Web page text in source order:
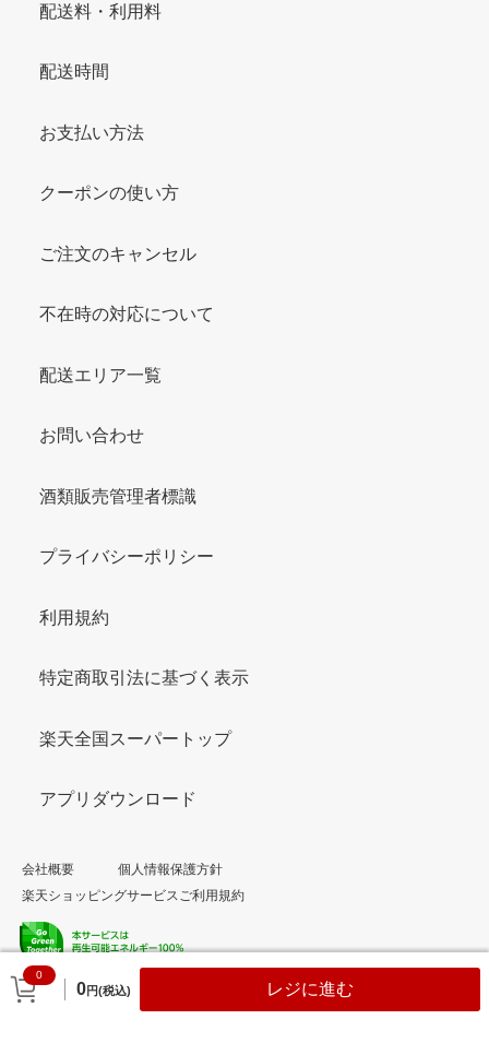
0
0円(税込) レジに進む
配送料・利用料
配送時間
お支払い方法
クーポンの使い方
ご注文のキャンセル
不在時の対応について
配送エリア一覧
お問い合わせ
酒類販売管理者標識
プライバシーポリシー
利用規約
特定商取引法に基づく表示
楽天全国スーパートップ
アプリダウンロード
会社概要
個人情報保護方針
楽天ショッピングサービスご利用規約
© Rakuten Group, Inc.